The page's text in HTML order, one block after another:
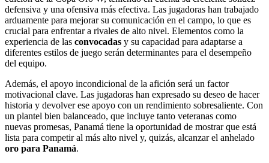
defensiva y una ofensiva más efectiva. Las jugadoras han trabajado
arduamente para mejorar su comunicación en el campo, lo que es
crucial para enfrentar a rivales de alto nivel. Elementos como la
experiencia de las convocadas y su capacidad para adaptarse a
diferentes estilos de juego serán determinantes para el desempeño
del equipo.
Además, el apoyo incondicional de la afición será un factor
motivacional clave. Las jugadoras han expresado su deseo de hacer
historia y devolver ese apoyo con un rendimiento sobresaliente. Con
un plantel bien balanceado, que incluye tanto veteranas como
nuevas promesas, Panamá tiene la oportunidad de mostrar que está
lista para competir al más alto nivel y, quizás, alcanzar el anhelado
oro para Panamá.